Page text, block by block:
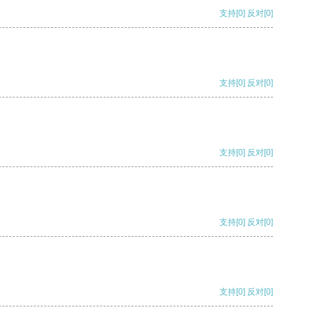
支持[0] 反对[0]
支持[0] 反对[0]
支持[0] 反对[0]
支持[0] 反对[0]
支持[0] 反对[0]